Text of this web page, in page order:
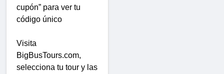
cupón” para ver tu
código único
Visita
BigBusTours.com,
selecciona tu tour y las